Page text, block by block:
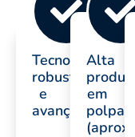
Tecnologia
robusta
e
avançada
Alta
em
polpa